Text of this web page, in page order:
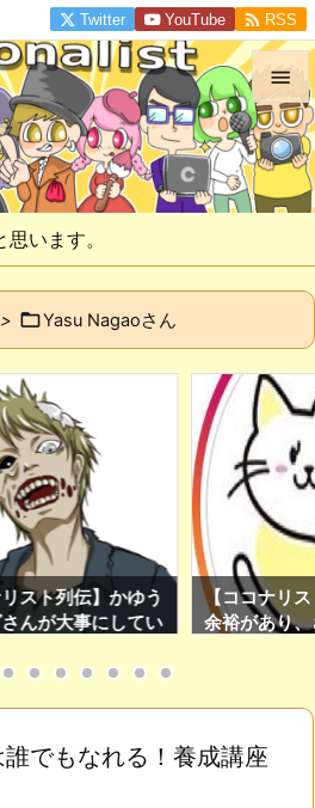
います。


メニュ


前へ
次へ

検索
Twitter YouTube  RSS
> Yasu Nagaoさん
リスト列伝】かゆう
んが大事にしてい
定Twitter運用サ
【ココナリ
余裕があり
でもなれる！養成講座